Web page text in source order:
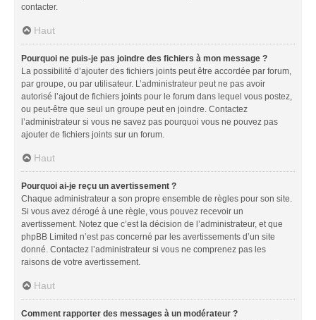
contacter.
Haut
Pourquoi ne puis-je pas joindre des fichiers à mon message ?
La possibilité d’ajouter des fichiers joints peut être accordée par forum,
par groupe, ou par utilisateur. L’administrateur peut ne pas avoir
autorisé l’ajout de fichiers joints pour le forum dans lequel vous postez,
ou peut-être que seul un groupe peut en joindre. Contactez
l’administrateur si vous ne savez pas pourquoi vous ne pouvez pas
ajouter de fichiers joints sur un forum.
Haut
Pourquoi ai-je reçu un avertissement ?
Chaque administrateur a son propre ensemble de règles pour son site.
Si vous avez dérogé à une règle, vous pouvez recevoir un
avertissement. Notez que c’est la décision de l’administrateur, et que
phpBB Limited n’est pas concerné par les avertissements d’un site
donné. Contactez l’administrateur si vous ne comprenez pas les
raisons de votre avertissement.
Haut
Comment rapporter des messages à un modérateur ?